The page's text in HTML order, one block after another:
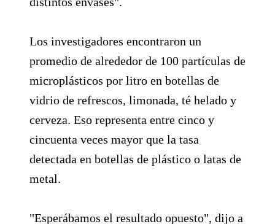
Los investigadores encontraron un
promedio de alrededor de 100 partículas de
microplásticos por litro en botellas de
vidrio de refrescos, limonada, té helado y
cerveza. Eso representa entre cinco y
cincuenta veces mayor que la tasa
detectada en botellas de plástico o latas de
metal.
"Esperábamos el resultado opuesto", dijo a